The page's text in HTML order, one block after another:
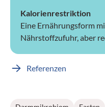
Kalorienrestriktion
Eine Ernährungsform
Nährstoffzufuhr, aber
Referenzen